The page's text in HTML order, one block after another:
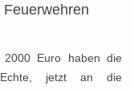
Euro haben die
Echte, jetzt an die